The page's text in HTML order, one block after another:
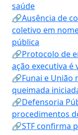
saúde
🔗Ausência de
coletivo em
pública
🔗Protocolo de
ação executiva é
🔗Funai e União
queimada
🔗Defensoria
procedimentos
🔗STF confirma